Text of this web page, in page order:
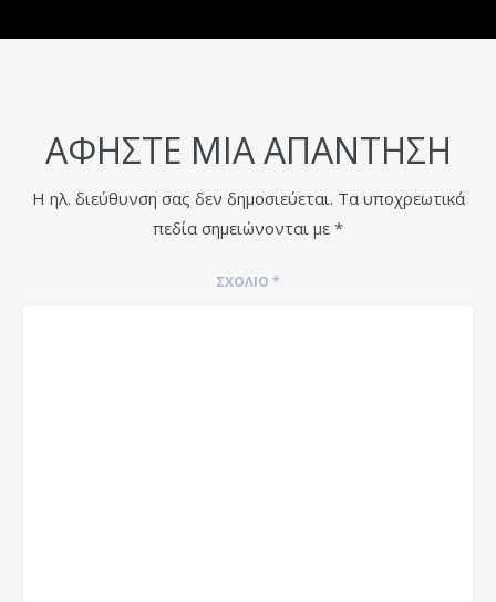
ΑΦΉΣΤΕ ΜΙΑ ΑΠΆΝΤΗΣΗ
Η ηλ. διεύθυνση σας δεν δημοσιεύεται. Τα υποχρεωτικά
πεδία σημειώνονται με *
ΣΧΌΛΙΟ *